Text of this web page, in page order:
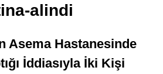
alindi
Asema Hastanesinde
İddiasıyla İki Kişi